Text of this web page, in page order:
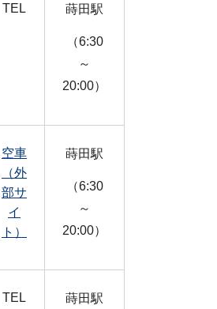
TEL 蒔田駅
（6:30
～
20:00）
空車
（外
部サ
イ
ト）
蒔田駅
（6:30
～
20:00）
TEL 蒔田駅